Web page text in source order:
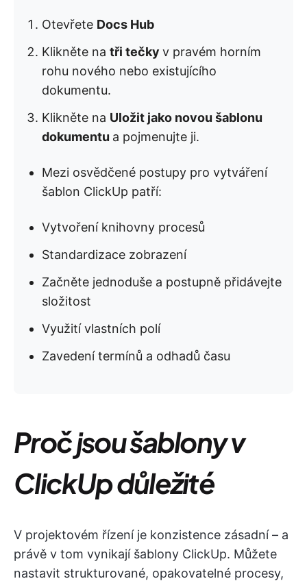
Otevřete Docs Hub
Klikněte na tři tečky v pravém horním
rohu nového nebo existujícího
dokumentu.
Klikněte na Uložit jako novou šablonu
dokumentu a pojmenujte ji.
Mezi osvědčené postupy pro vytváření
šablon ClickUp patří:
Vytvoření knihovny procesů
Standardizace zobrazení
Začněte jednoduše a postupně přidávejte
složitost
Využití vlastních polí
Zavedení termínů a odhadů času
Proč jsou šablony v
ClickUp důležité
V projektovém řízení je konzistence zásadní – a
právě v tom vynikají šablony ClickUp. Můžete
nastavit strukturované, opakovatelné procesy,